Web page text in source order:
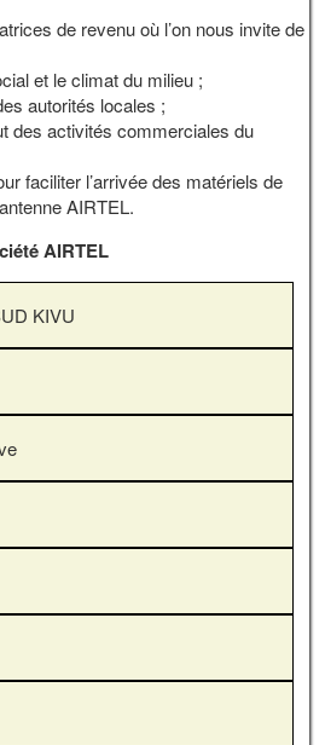
de revenu où l’on nous invite de
et le climat du milieu ;
autorités locales ;
des activités commerciales du
faciliter l’arrivée des matériels de
AIRTEL.
AIRTEL
KIVU